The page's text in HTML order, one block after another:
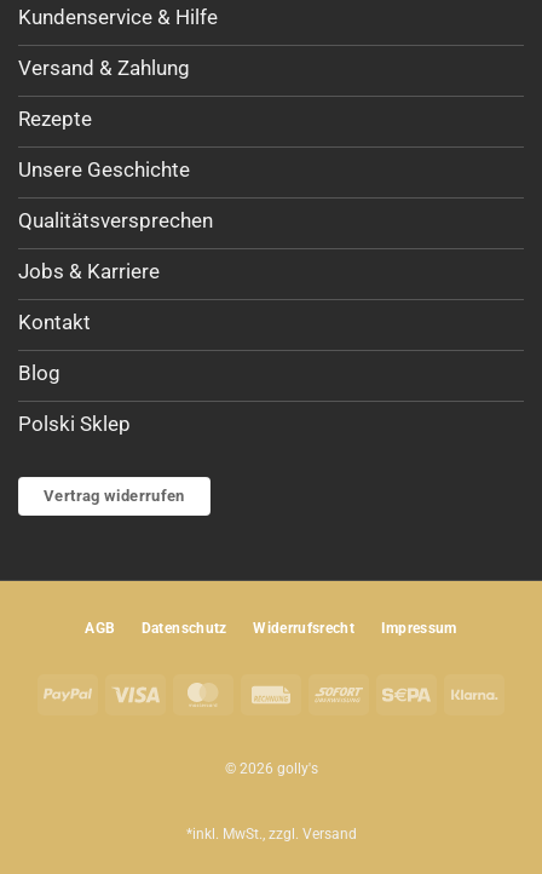
Kundenservice & Hilfe
Versand & Zahlung
Rezepte
Unsere Geschichte
Qualitätsversprechen
Jobs & Karriere
Kontakt
Blog
Polski Sklep
Vertrag widerrufen
AGB Datenschutz Widerrufsrecht Impressum
PayPal Visa MasterCardRechungSofort Sepa
© 2026 golly's
*inkl. MwSt., zzgl. Versand